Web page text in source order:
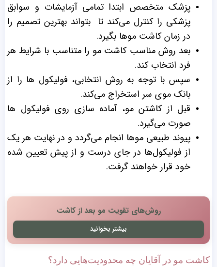
پزشک متخصص ابتدا تمامی آزمایشات و سوابق
پزشکی را کنترل می‌کند تا بتواند بهترین تصمیم را
در زمان کاشت موها بگیرد.
بعد روش مناسب کاشت مو را متناسب با شرایط هر
فرد انتخاب کند.
سپس با توجه به روش انتخابی، فولیکول ‌ها را از
بانک موی سر استخراج می‌کند.
قبل از کاشتن مو، آماده ‌سازی روی فولیکول‌ ها
صورت می‌گیرد.
پیوند طبیعی موها انجام می‌گردد و در نهایت هر یک
از فولیکول‌ها در جای درست و از پیش تعیین ‌شده
خود قرار خواهند گرفت.
روش‌‌های تقویت مو بعد از کاشت
بیشتر بخوانید
کاشت مو در آقایان چه محدودیت‌هایی دارد؟